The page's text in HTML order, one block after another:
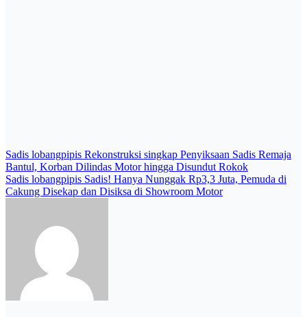
Post
navigation
Sadis lobangpipis Rekonstruksi singkap Penyiksaan Sadis Remaja
Bantul, Korban Dilindas Motor hingga Disundut Rokok
Sadis lobangpipis Sadis! Hanya Nunggak Rp3,3 Juta, Pemuda di
Cakung Disekap dan Disiksa di Showroom Motor